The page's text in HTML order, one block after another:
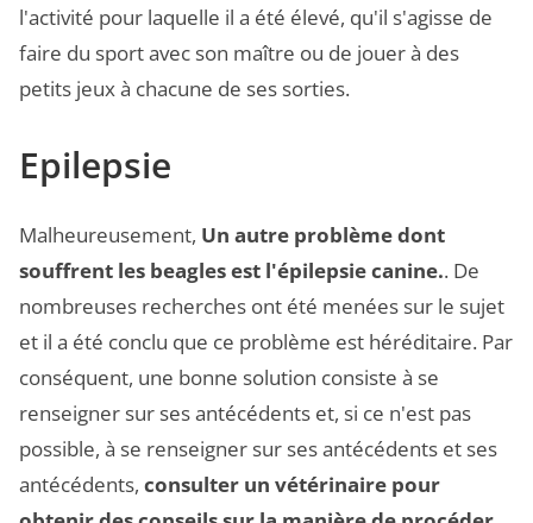
l'activité pour laquelle il a été élevé, qu'il s'agisse de
faire du sport avec son maître ou de jouer à des
petits jeux à chacune de ses sorties.
Epilepsie
Malheureusement, Un autre problème dont
souffrent les beagles est l'épilepsie canine.. De
nombreuses recherches ont été menées sur le sujet
et il a été conclu que ce problème est héréditaire. Par
conséquent, une bonne solution consiste à se
renseigner sur ses antécédents et, si ce n'est pas
possible, à se renseigner sur ses antécédents et ses
antécédents, consulter un vétérinaire pour